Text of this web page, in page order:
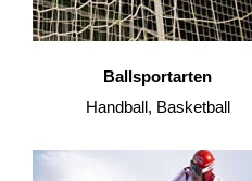
Ballsportarten
Handball, Basketball